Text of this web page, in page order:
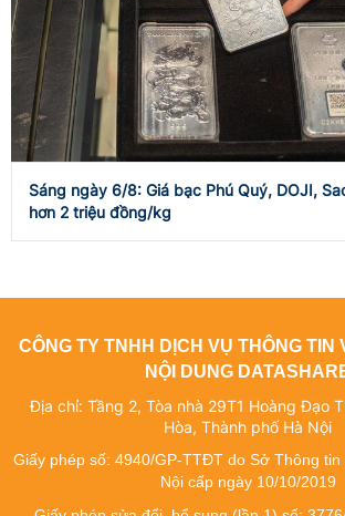
Sáng ngày 6/8: Giá bạc Phú Quý, DOJI,
hơn 2 triệu đồng/kg
CÔNG TY TNHH DỊCH VỤ THÔNG TIN
NỘI DUNG
Địa chỉ: Tầng 2, Tòa nhà 29T1 Hoàng Đạo
Hòa, Thành phố Hà Nội
Giấy phép số: 4940/GP-TTĐT do Sở Thông tin
Nội cấp ngày 10/10/2019